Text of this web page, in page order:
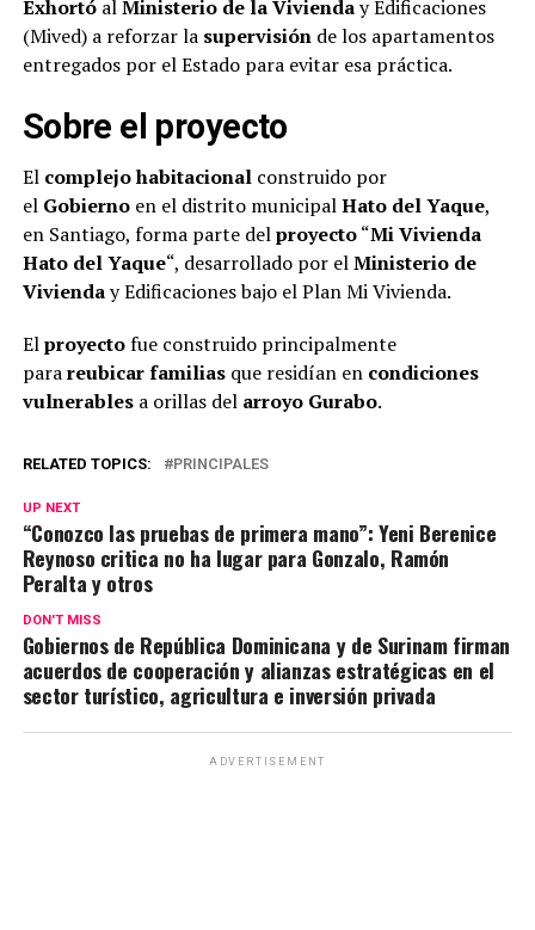
ExhortóalMinisterio de la Vivienday Edificaciones
(Mived) a reforzar la supervisiónde los apartamentos
entregados por el Estado para evitar esa práctica.
Sobre el proyecto
El complejo habitacionalconstruido por
el Gobiernoen el distrito municipalHato del Yaque,
en Santiago, forma parte delproyecto“Mi Vivienda
Hato del Yaque“, desarrollado por elMinisterio de
Vivienday Edificaciones bajo el Plan Mi Vivienda.
Elproyectofue construido principalmente
parareubicar familiasque residían en condiciones
vulnerablesa orillas del arroyo Gurabo.
RELATED TOPICS: PRINCIPALES
UP NEXT
“Conozco las pruebas de primera mano”: Yeni Berenice
Reynoso critica no ha lugar para Gonzalo, Ramón
Peralta y otros
DON'T MISS
Gobiernos de República Dominicana y de Surinam firman
acuerdos de cooperación y alianzas estratégicas en el
sector turístico, agricultura e inversión privada
ADVERTISEMENT